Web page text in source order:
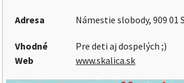
Adresa Námestie slobody, 909 01
Vhodné
Pre deti aj dospelých ;)
Web
www.skalica.sk